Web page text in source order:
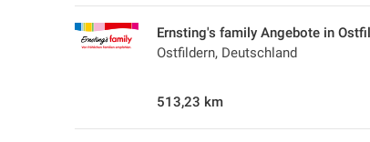
Ernsting's family Angebote in
Ostfildern, Deutschland
513,23 km